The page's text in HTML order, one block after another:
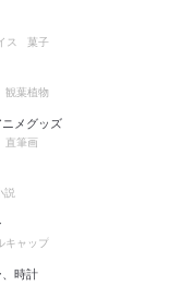
ス 菓子
観葉植物
ニメグッズ
直筆画
説
キャップ
、時計